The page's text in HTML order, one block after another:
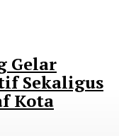
Gelar
Sekaligus
Kota